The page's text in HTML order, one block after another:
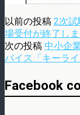
以前の投稿 2次
場受付が終了しま
次の投稿 中小企
バイス「キーラ
Facebook